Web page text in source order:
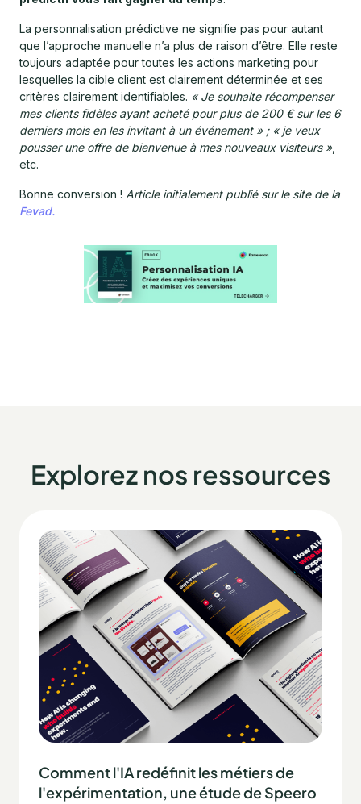
La personnalisation prédictive ne signifie pas pour autant
que l’approche manuelle n’a plus de raison d’être. Elle reste
toujours adaptée pour toutes les actions marketing pour
lesquelles la cible client est clairement déterminée et ses
critères clairement identifiables. « Je souhaite récompenser
mes clients fidèles ayant acheté pour plus de 200 € sur les 6
derniers mois en les invitant à un événement » ; « je veux
pousser une offre de bienvenue à mes nouveaux visiteurs »,
etc.
Bonne conversion ! Article initialement publié sur le site de la
Fevad.
Explorez nos ressources
Comment l'IA redéfinit les métiers de
l'expérimentation, une étude de Speero